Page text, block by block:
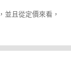
並且從定價來看，